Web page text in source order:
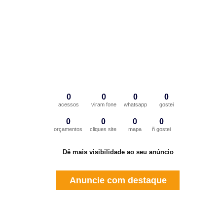
0
acessos
0
viram fone
0
whatsapp
0
gostei
0
orçamentos
0
cliques site
0
mapa
0
ñ gostei
Dê mais visibilidade ao seu anúncio
Anuncie com destaque